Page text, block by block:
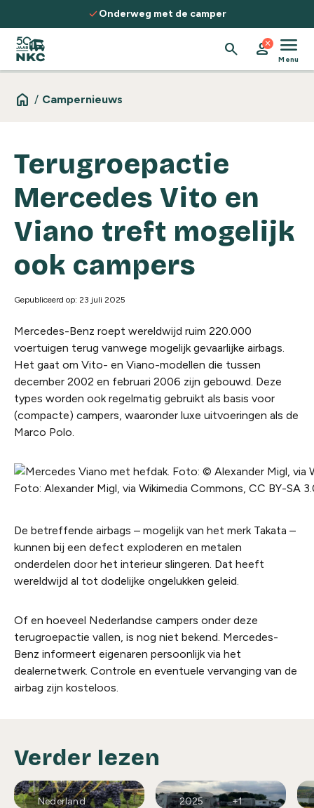
Spring naar de inhoud
checkOnderweg met de camper
search person
close menu
Menu
home / Campernieuws
Terugroepactie
Mercedes Vito en
Viano treft mogelijk
ook campers
Gepubliceerd op: 23 juli 2025
Mercedes-Benz roept wereldwijd ruim 220.000
voertuigen terug vanwege mogelijk gevaarlijke airbags.
Het gaat om Vito- en Viano-modellen die tussen
december 2002 en februari 2006 zijn gebouwd. Deze
types worden ook regelmatig gebruikt als basis voor
(compacte) campers, waaronder luxe uitvoeringen als de
Marco Polo.
Foto: Alexander Migl, via Wikimedia Commons, CC BY-SA
De betreffende airbags – mogelijk van het merk Takata –
kunnen bij een defect exploderen en metalen
onderdelen door het interieur slingeren. Dat heeft
wereldwijd al tot dodelijke ongelukken geleid.
Of en hoeveel Nederlandse campers onder deze
terugroepactie vallen, is nog niet bekend. Mercedes-
Benz informeert eigenaren persoonlijk via het
dealernetwerk. Controle en eventuele vervanging van de
airbag zijn kosteloos.
Verder lezen
Nederland 2025 +1